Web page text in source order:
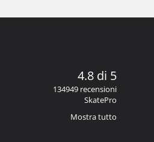
4.8 di 5
134949 recensioni
SkatePro
Mostra tutto